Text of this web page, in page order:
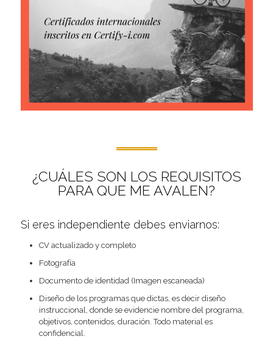
¿CUÁLES SON LOS REQUISITOS
PARA QUE ME AVALEN?
Si eres independiente debes enviarnos:
CV actualizado y completo
Fotografía
Documento de identidad (Imagen escaneada)
Diseño de los programas que dictas, es decir diseño
instruccional, donde se evidencie nombre del programa,
objetivos, contenidos, duración. Todo material es
confidencial.